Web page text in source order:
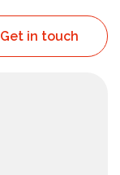
Get in touch